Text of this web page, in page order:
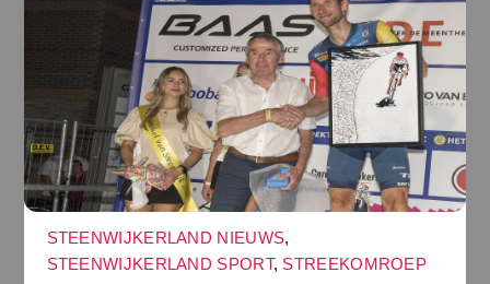
STEENWIJKERLAND NIEUWS,
STEENWIJKERLAND SPORT, STREEKOMROEP